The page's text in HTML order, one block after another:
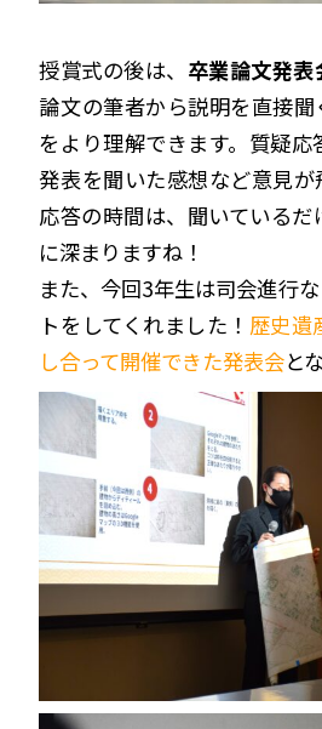
授賞式の後は、 卒業論文発表
論文の筆者から説明を直接
をより理解できます。質疑
発表を聞いた感想など意見
応答の時間は、聞いている
に深まりますね！
また、今回3年生は司会進行
トをしてくれました！ 歴史遺
し合って開催できた発表会と